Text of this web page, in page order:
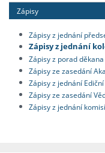
Zápisy
Zápisy z jednání
Zápisy z jednání
Zápisy z porad
Zápisy ze zasedání
Zápisy z jednání
Zápisy ze zasedání
Zápisy z jednání